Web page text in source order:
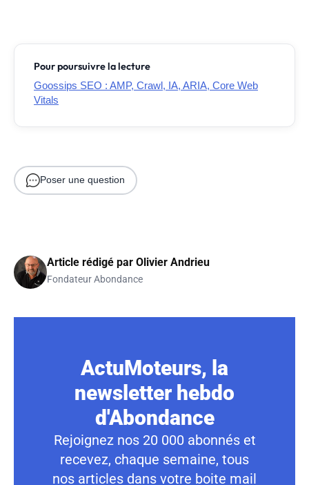
Pour poursuivre la lecture
Goossips SEO : AMP, Crawl, IA, ARIA, Core Web
Vitals
Poser une question
Article rédigé par Olivier Andrieu
Fondateur Abondance
ActuMoteurs, la
newsletter hebdo
d'Abondance
Rejoignez nos 20 000 abonnés et
recevez, chaque semaine, tous
nos articles dans votre boite mail